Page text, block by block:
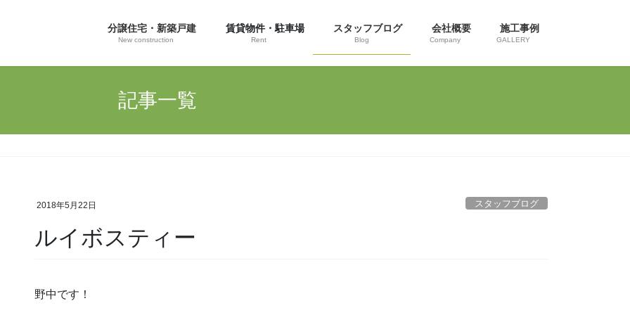
分譲住宅・新築戸建
New construction
賃貸物件・駐車場
Rent
スタッフブログ
Blog
会社概要
Company
施工事例
GALLERY
記事一覧
2018年5月22日 スタッフブログ
ルイボスティー
野中です！